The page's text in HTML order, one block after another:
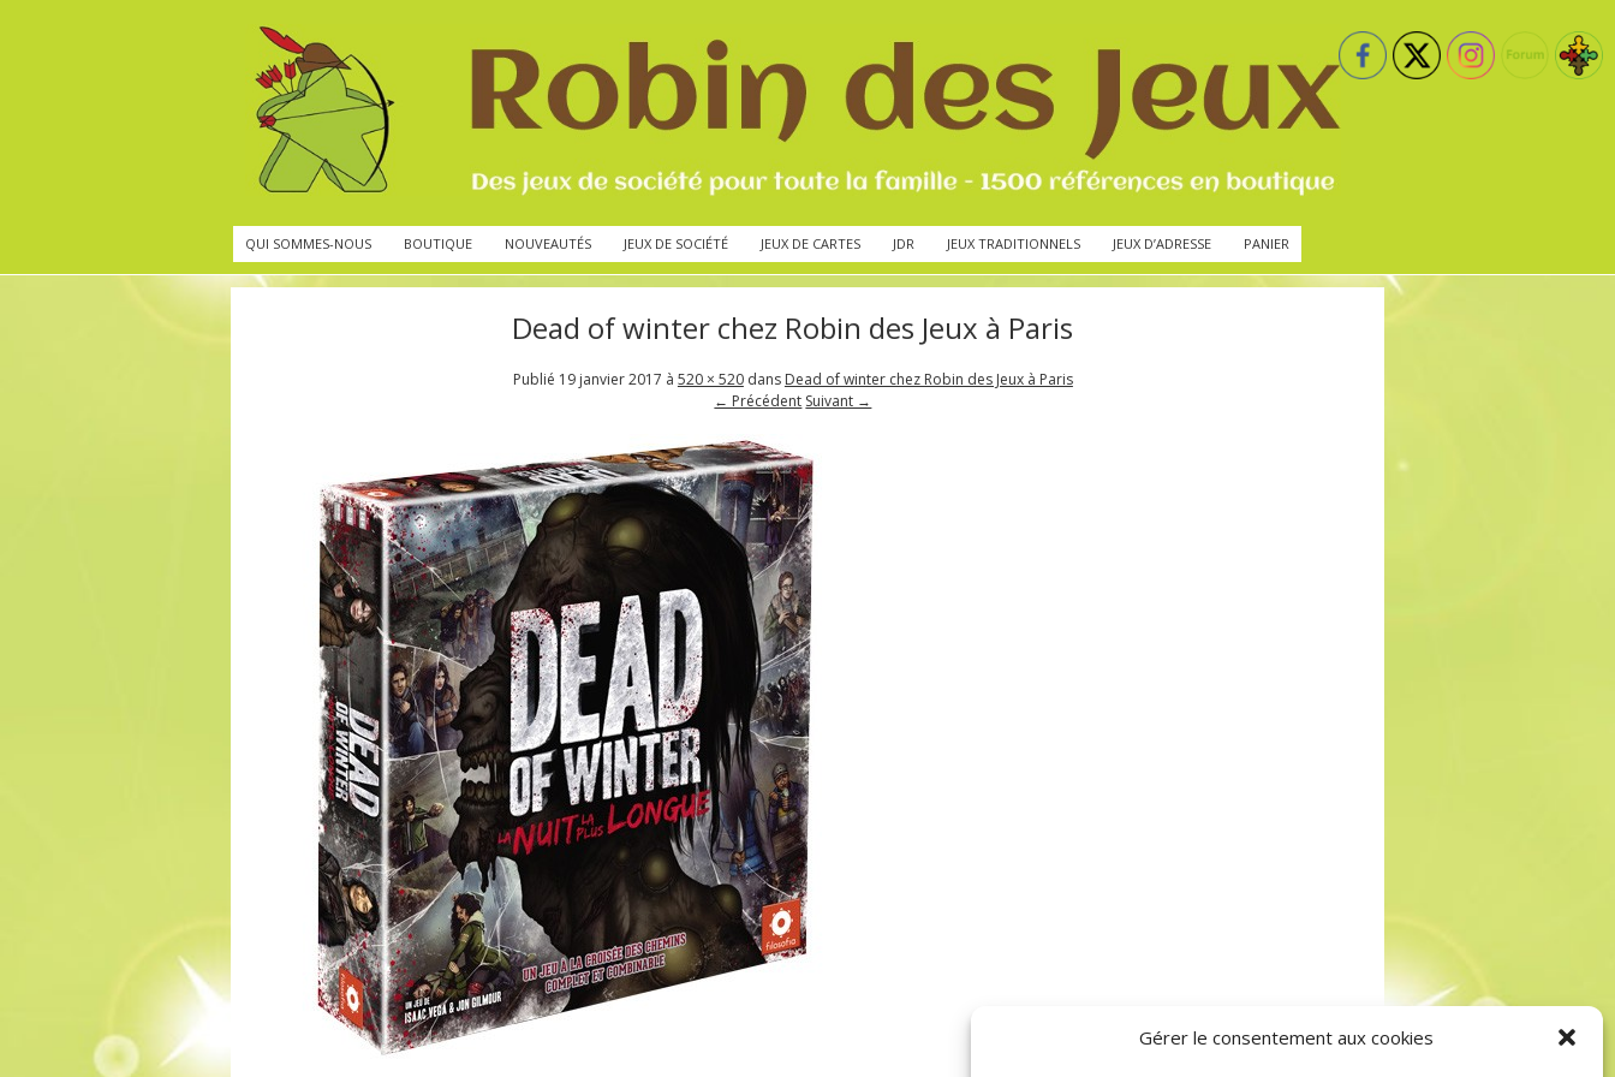
Gérer le consentement aux cookies
QUI SOMMES-NOUS BOUTIQUE NOUVEAUTÉS JEUX DE SOCIÉTÉ JEUX DE CARTES JDR JEUX TRADITIONNELS JEUX D’ADRESSE PANIER
Dead of winter chez Robin des Jeux à Paris
Publié 19 janvier 2017 à 520 × 520dans Dead of winter chez Robin des Jeux à Paris
← Précédent Suivant →